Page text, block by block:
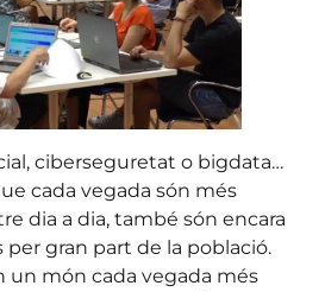
ciberseguretat o bigdata…
cada vegada són més
dia a dia, també són encara
gran part de la població.
un món cada vegada més